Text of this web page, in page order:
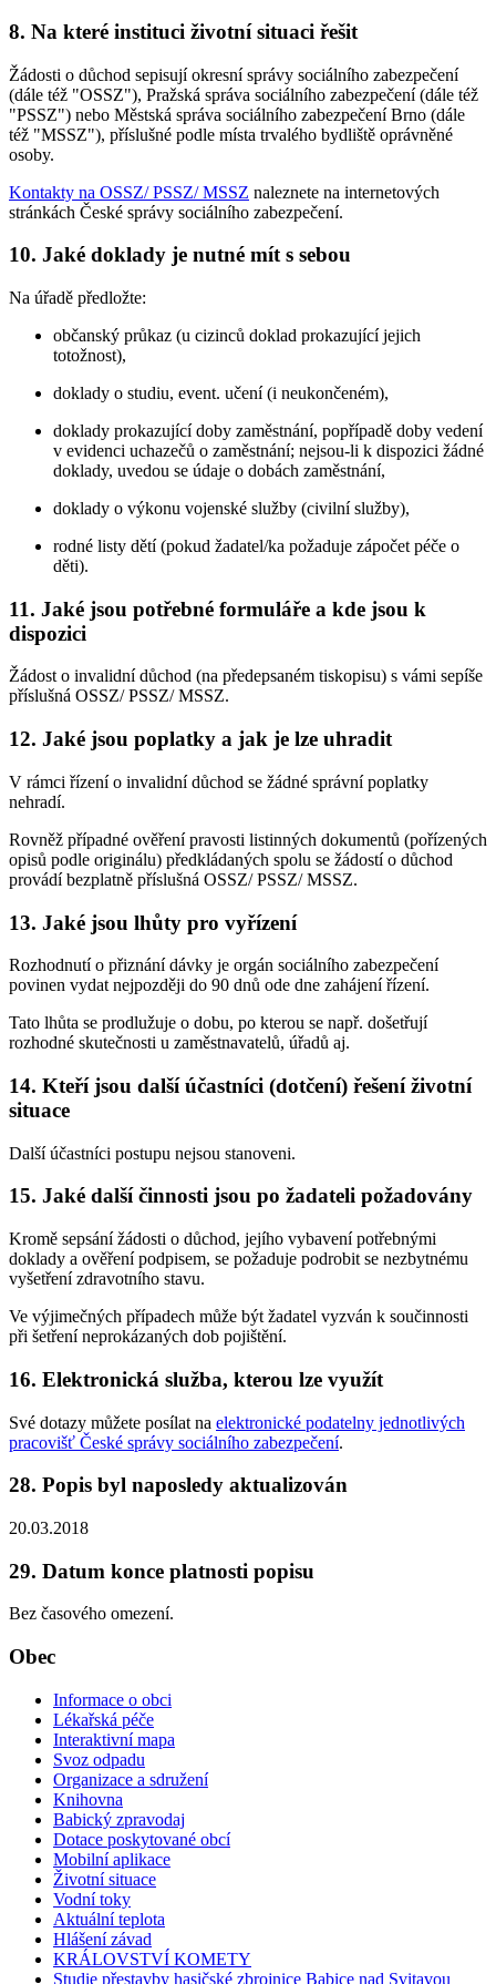
8. Na které instituci životní situaci řešit
Žádosti o důchod sepisují okresní správy sociálního zabezpečení
(dále též "OSSZ"), Pražská správa sociálního zabezpečení (dále též
"PSSZ") nebo Městská správa sociálního zabezpečení Brno (dále
též "MSSZ"), příslušné podle místa trvalého bydliště oprávněné
osoby.
Kontakty na OSSZ/ PSSZ/ MSSZ naleznete na internetových
stránkách České správy sociálního zabezpečení.
10. Jaké doklady je nutné mít s sebou
Na úřadě předložte:
občanský průkaz (u cizinců doklad prokazující jejich
totožnost),
doklady o studiu, event. učení (i neukončeném),
doklady prokazující doby zaměstnání, popřípadě doby vedení
v evidenci uchazečů o zaměstnání; nejsou-li k dispozici žádné
doklady, uvedou se údaje o dobách zaměstnání,
doklady o výkonu vojenské služby (civilní služby),
rodné listy dětí (pokud žadatel/ka požaduje zápočet péče o
děti).
11. Jaké jsou potřebné formuláře a kde jsou k
dispozici
Žádost o invalidní důchod (na předepsaném tiskopisu) s vámi sepíše
příslušná OSSZ/ PSSZ/ MSSZ.
12. Jaké jsou poplatky a jak je lze uhradit
V rámci řízení o invalidní důchod se žádné správní poplatky
nehradí.
Rovněž případné ověření pravosti listinných dokumentů (pořízených
opisů podle originálu) předkládaných spolu se žádostí o důchod
provádí bezplatně příslušná OSSZ/ PSSZ/ MSSZ.
13. Jaké jsou lhůty pro vyřízení
Rozhodnutí o přiznání dávky je orgán sociálního zabezpečení
povinen vydat nejpozději do 90 dnů ode dne zahájení řízení.
Tato lhůta se prodlužuje o dobu, po kterou se např. došetřují
rozhodné skutečnosti u zaměstnavatelů, úřadů aj.
14. Kteří jsou další účastníci (dotčení) řešení životní
situace
Další účastníci postupu nejsou stanoveni.
15. Jaké další činnosti jsou po žadateli požadovány
Kromě sepsání žádosti o důchod, jejího vybavení potřebnými
doklady a ověření podpisem, se požaduje podrobit se nezbytnému
vyšetření zdravotního stavu.
Ve výjimečných případech může být žadatel vyzván k součinnosti
při šetření neprokázaných dob pojištění.
16. Elektronická služba, kterou lze využít
Své dotazy můžete posílat na elektronické podatelny jednotlivých
pracovišť České správy sociálního zabezpečení.
28. Popis byl naposledy aktualizován
20.03.2018
29. Datum konce platnosti popisu
Bez časového omezení.
Obec
Informace o obci
Lékařská péče
Interaktivní mapa
Svoz odpadu
Organizace a sdružení
Knihovna
Babický zpravodaj
Dotace poskytované obcí
Mobilní aplikace
Životní situace
Vodní toky
Aktuální teplota
Hlášení závad
KRÁLOVSTVÍ KOMETY
Studie přestavby hasičské zbrojnice Babice nad Svitavou